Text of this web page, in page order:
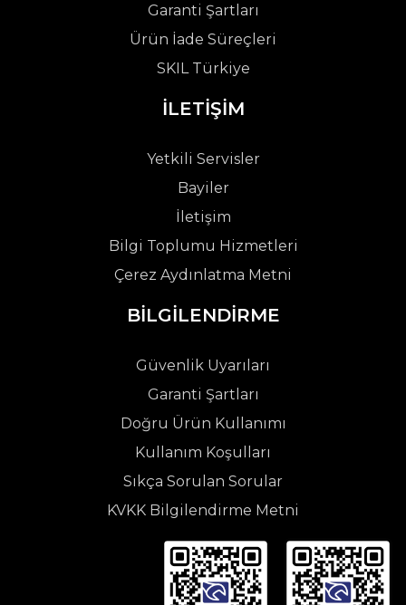
Garanti Şartları
Ürün İade Süreçleri
SKIL Türkiye
İLETİŞİM
Yetkili Servisler
Bayiler
İletişim
Bilgi Toplumu Hizmetleri
Çerez Aydınlatma Metni
BİLGİLENDİRME
Güvenlik Uyarıları
Garanti Şartları
Doğru Ürün Kullanımı
Kullanım Koşulları
Sıkça Sorulan Sorular
KVKK Bilgilendirme Metni